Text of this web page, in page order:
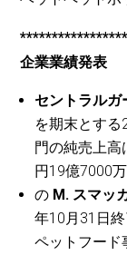
企業業績発表
セントラルガ
を期末とす
門の純売上
円19億7000
の M. スマッ
年10月31日
ペットフード